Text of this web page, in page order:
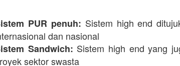
PUR penuh: Sistem high end
dan nasional
Sandwich: Sistem high end yang
sektor swasta